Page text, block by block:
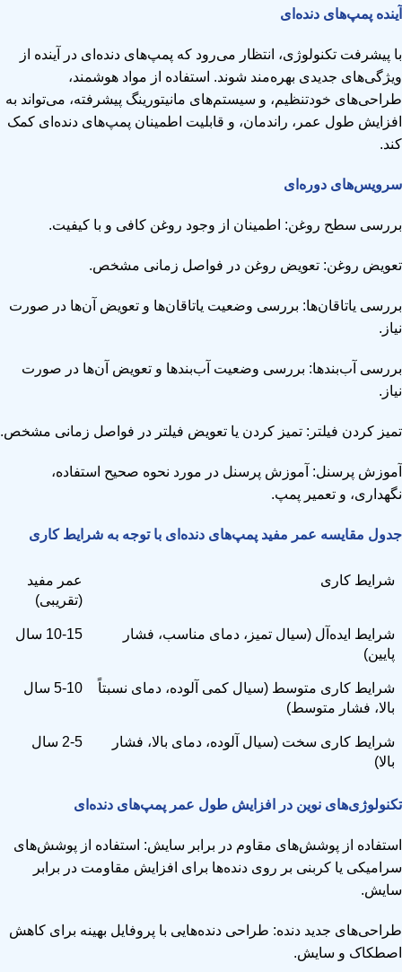
آینده پمپ‌های دنده‌ای
با پیشرفت تکنولوژی، انتظار می‌رود که پمپ‌های دنده‌ای در آینده از
ویژگی‌های جدیدی بهره‌مند شوند. استفاده از مواد هوشمند،
طراحی‌های خودتنظیم، و سیستم‌های مانیتورینگ پیشرفته، می‌تواند به
افزایش طول عمر، راندمان، و قابلیت اطمینان پمپ‌های دنده‌ای کمک
کند.
سرویس‌های دوره‌ای
بررسی سطح روغن: اطمینان از وجود روغن کافی و با کیفیت.
تعویض روغن: تعویض روغن در فواصل زمانی مشخص.
بررسی یاتاقان‌ها: بررسی وضعیت یاتاقان‌ها و تعویض آن‌ها در صورت
نیاز.
بررسی آب‌بندها: بررسی وضعیت آب‌بندها و تعویض آن‌ها در صورت
نیاز.
تمیز کردن فیلتر: تمیز کردن یا تعویض فیلتر در فواصل زمانی مشخص.
آموزش پرسنل: آموزش پرسنل در مورد نحوه صحیح استفاده،
نگهداری، و تعمیر پمپ.
جدول مقایسه عمر مفید پمپ‌های دنده‌ای با توجه به شرایط کاری
شرایط کاری
عمر مفید
(تقریبی)
شرایط ایده‌آل (سیال تمیز، دمای مناسب، فشار
پایین)
10-15 سال
شرایط کاری متوسط (سیال کمی آلوده، دمای نسبتاً
بالا، فشار متوسط)
5-10 سال
شرایط کاری سخت (سیال آلوده، دمای بالا، فشار
بالا)
2-5 سال
تکنولوژی‌های نوین در افزایش طول عمر پمپ‌های دنده‌ای
استفاده از پوشش‌های مقاوم در برابر سایش: استفاده از پوشش‌های
سرامیکی یا کربنی بر روی دنده‌ها برای افزایش مقاومت در برابر
سایش.
طراحی‌های جدید دنده: طراحی دنده‌هایی با پروفایل بهینه برای کاهش
اصطکاک و سایش.